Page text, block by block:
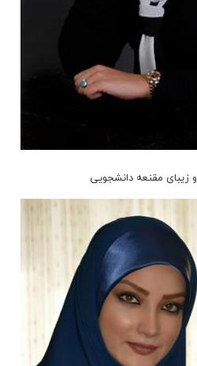
زیبای مقنعه دانشجویی